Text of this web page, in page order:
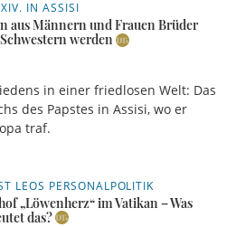
IN ASSISI
aus Männern und Frauen Brüder
werden
in einer friedlosen Welt: Das
des Papstes in Assisi, wo er
traf.
LEOS PERSONALPOLITIK
„Löwenherz“ im Vatikan – Was
das?